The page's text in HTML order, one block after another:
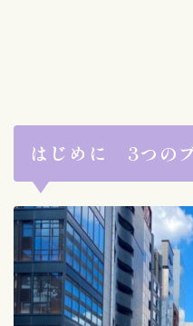
はじめに 3つの